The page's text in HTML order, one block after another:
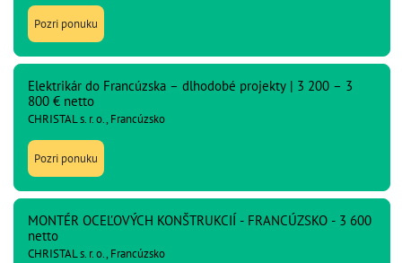
Pozri ponuku
Elektrikár do Francúzska – dlhodobé projekty | 3 200 – 3
800 € netto
CHRISTAL s. r. o., Francúzsko
Pozri ponuku
MONTÉR OCEĽOVÝCH KONŠTRUKCIÍ - FRANCÚZSKO - 3 600
netto
CHRISTAL s. r. o., Francúzsko